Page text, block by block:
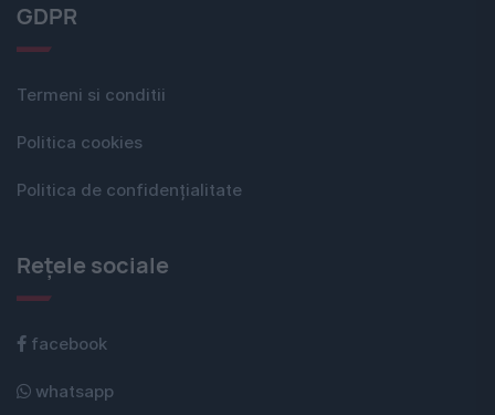
GDPR
Termeni si conditii
Politica cookies
Politica de confidențialitate
Rețele sociale
facebook
whatsapp